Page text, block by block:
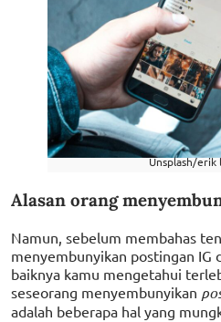
Unsplash/erik
Alasan orang
Namun, sebelum membahas
menyembunyikan postingan IG
baiknya kamu mengetahui
seseorang menyembunyikan
adalah beberapa hal yang